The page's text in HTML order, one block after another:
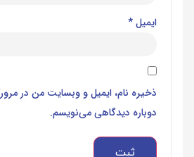
ایمیل*
ذخیره نام، ایمیل و وبسایت من در
دوباره دیدگاهی می‌نویسم.